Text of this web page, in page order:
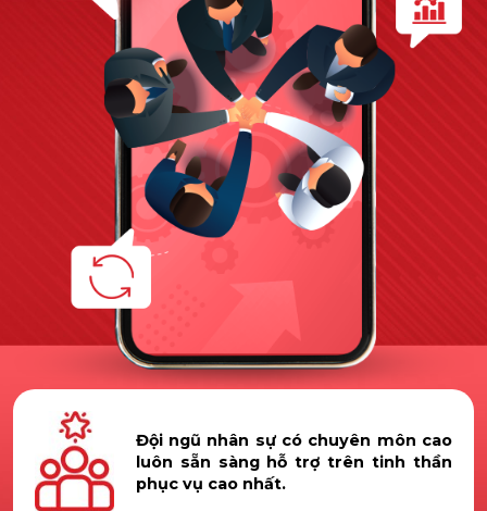
Đội ngũ nhân sự có chuyên môn cao
luôn sẵn sàng hỗ trợ trên tinh thần
phục vụ cao nhất.